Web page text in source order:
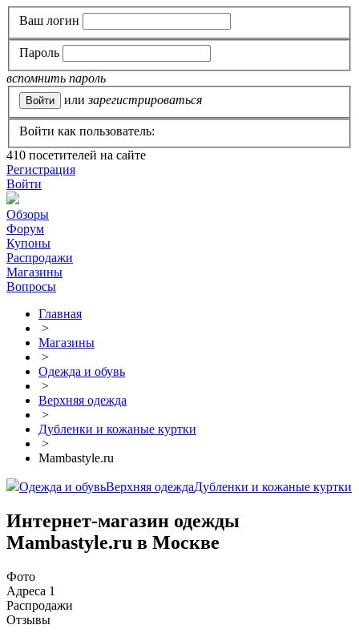
Ваш логин
Пароль
вспомнить пароль
или зарегистрироваться
Войти как пользователь:
410 посетителей на сайте
Регистрация
Войти
Обзоры
Форум
Купоны
Распродажи
Магазины
Вопросы
Главная
>
Магазины
>
Одежда и обувь
>
Верхняя одежда
>
Дубленки и кожаные куртки
>
Mambastyle.ru
Одежда и обувьВерхняя одеждаДубленки и кожаные куртки
Интернет-магазин одежды
Mambastyle.ru в Москве
Фото
Адреса 1
Распродажи
Отзывы